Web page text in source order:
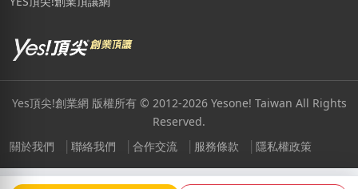
Yes頂尖!創業網 版權所有 © 2012-2026 Yesone! Taiwan All Rights
Reserved.
關於我們
聯絡我們 合作交流 服務條款 隱私權政策